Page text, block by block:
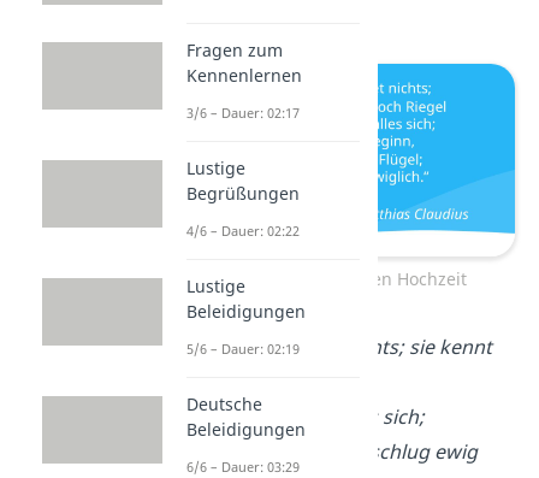
Gedicht zur Eisernen Hochzeit
Die Liebe hemmet nichts; sie kennt
Und dringt durch alles sich;
Sie ist ohn Anbeginn, schlug ewig
Fragen zum
Kennenlernen
3/6 – Dauer: 02:17
Lustige
Begrüßungen
4/6 – Dauer: 02:22
Lustige
Beleidigungen
5/6 – Dauer: 02:19
Deutsche
Beleidigungen
6/6 – Dauer: 03:29